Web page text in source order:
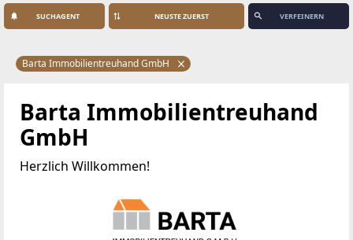
SUCHAGENT VERFEINERN
Barta Immobilientreuhand GmbH
Barta Immobilientreuhand
GmbH
Herzlich Willkommen!